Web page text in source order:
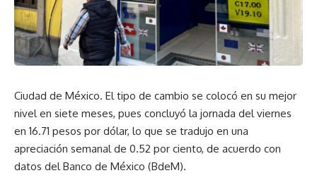
Ciudad de México. El tipo de cambio se colocó en su mejor
nivel en siete meses, pues concluyó la jornada del viernes
en 16.71 pesos por dólar, lo que se tradujo en una
apreciación semanal de 0.52 por ciento, de acuerdo con
datos del Banco de México (BdeM).